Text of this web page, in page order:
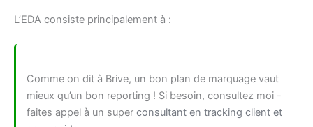
L’EDA consiste principalement à :
Comme on dit à Brive, un bon plan de marquage vaut
mieux qu’un bon reporting ! Si besoin, consultez moi -
faites appel à un super consultant en tracking client et